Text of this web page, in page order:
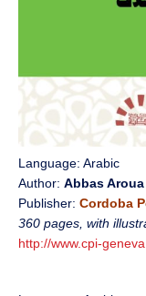
Language: Arabic
Author: Abbas Aroua
Publisher: Cordoba
360 pages, with
http://www.cpi-